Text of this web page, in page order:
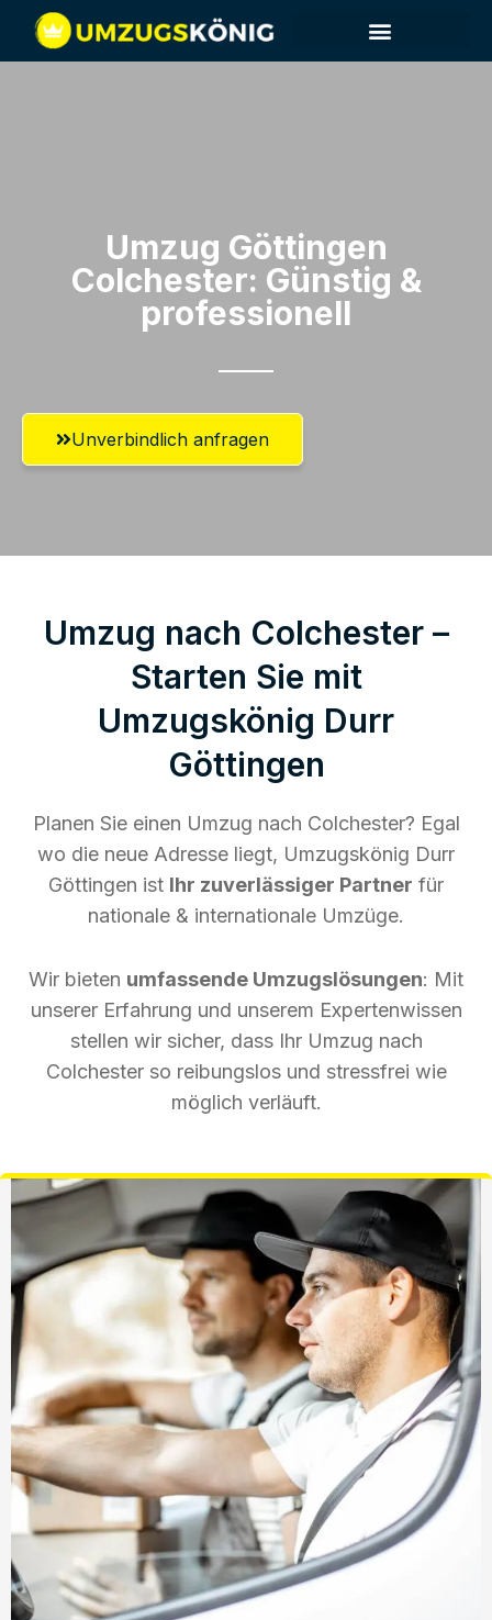
Umzug Göttingen​
Colchester: Günstig &
professionell​
Unverbindlich anfragen
Umzug nach Colchester –
Starten Sie mit
Umzugskönig Durr
Göttingen
Planen Sie einen Umzug nach Colchester? Egal
wo die neue Adresse liegt, Umzugskönig Durr
Göttingen ist Ihr zuverlässiger Partner für
nationale & internationale Umzüge.
Wir bieten umfassende Umzugslösungen: Mit
unserer Erfahrung und unserem Expertenwissen
stellen wir sicher, dass Ihr Umzug nach
Colchester so reibungslos und stressfrei wie
möglich verläuft.